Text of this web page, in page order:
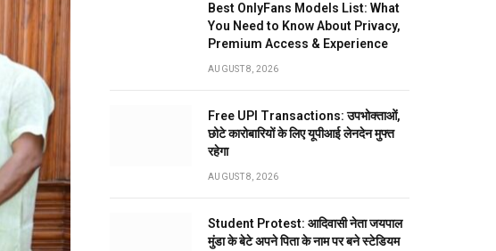
Best OnlyFans Models List: What
You Need to Know About Privacy,
Premium Access & Experience
AUGUST 8, 2026
Free UPI Transactions: उपभोक्ताओं,
छोटे कारोबारियों के लिए यूपीआई लेनदेन मुफ्त
रहेगा
AUGUST 8, 2026
Student Protest: आदिवासी नेता जयपाल
मुंडा के बेटे अपने पिता के नाम पर बने स्टेडियम